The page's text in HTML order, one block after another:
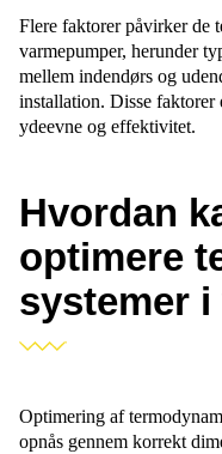
Flere faktorer påvirker de
varmepumper, herunder
mellem indendørs og
installation. Disse faktorer
ydeevne og effektivitet.
Hvordan
optimere
systemer
Optimering af
opnås gennem korrekt